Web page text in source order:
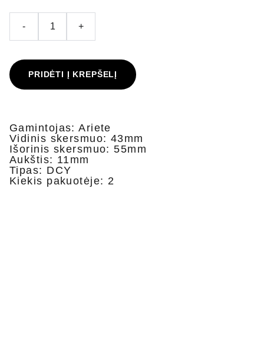
- +
PRIDĖTI Į KREPŠELĮ
Gamintojas: Ariete
Vidinis skersmuo: 43mm
Išorinis skersmuo: 55mm
Aukštis: 11mm
Tipas: DCY
Kiekis pakuotėje: 2